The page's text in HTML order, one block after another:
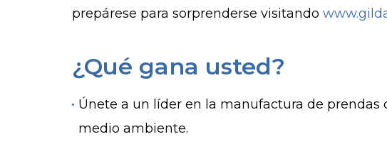
prepárese para sorprenderse visitando
¿Qué gana usted?
Únete a un líder en la manufactura de
medio ambiente.